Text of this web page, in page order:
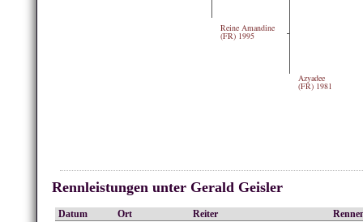
Reine Amandine
(FR) 1995
Azyadee
(FR) 1981
Rennleistungen unter Gerald Geisler
Datum Ort Reiter